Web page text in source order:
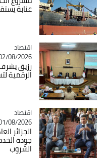
عنابة
Catégorie
اقتصاد
02/08/2026 - 17:06
رزيق
الرقمية
Catégorie
اقتصاد
01/08/2026 - 18:23
الجزائر
جودة
الشروب